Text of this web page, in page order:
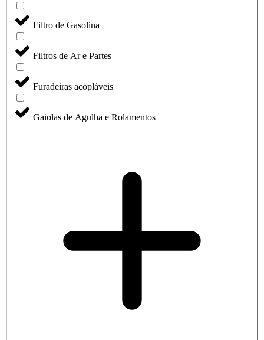
Filtro de Gasolina
Filtros de Ar e Partes
Furadeiras acopláveis
Gaiolas de Agulha e Rolamentos